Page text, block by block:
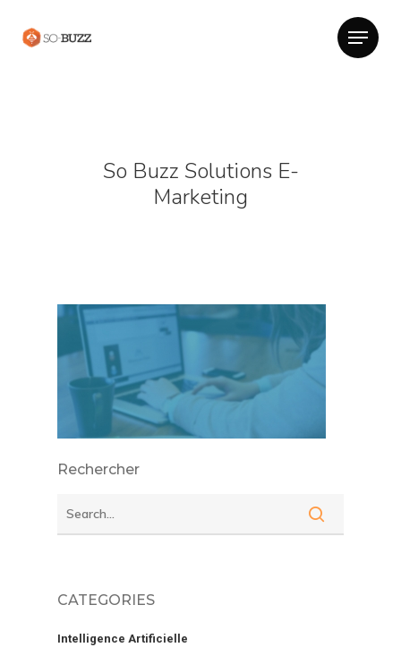
So Buzz Solutions E-
Marketing
Rechercher
CATEGORIES
Intelligence Artificielle